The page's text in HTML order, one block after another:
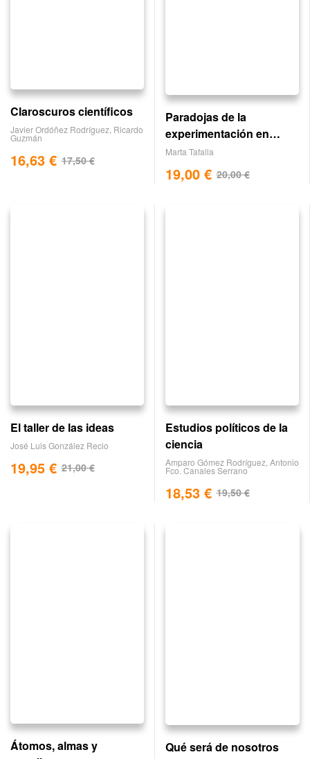
Claroscuros científicos
Javier Ordóñez Rodríguez Ricardo
Guzmán
17,50€
16,63 €
Paradojas de la
experimentación en
animales
Marta Tafalla
20,00€
19,00 €
El taller de las ideas
José Luis González Recio
21,00€
19,95 €
Estudios políticos de la
ciencia
Amparo Gómez Rodríguez Antonio
Fco. Canales Serrano
19,50€
18,53 €
Átomos, almas y
Qué será de nosotros